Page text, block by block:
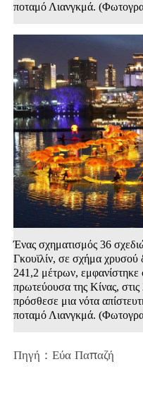
ποταμό Λιανγκμά.
Ένας σχηματισμός 36
Γκουϊλίν, σε σχήμα χρυσού
241,2 μέτρων,
πρωτεύουσα της Κίνας,
πρόσθεσε μια νότα
ποταμό Λιανγκμά.
Πηγή：Εύα Παπαζή